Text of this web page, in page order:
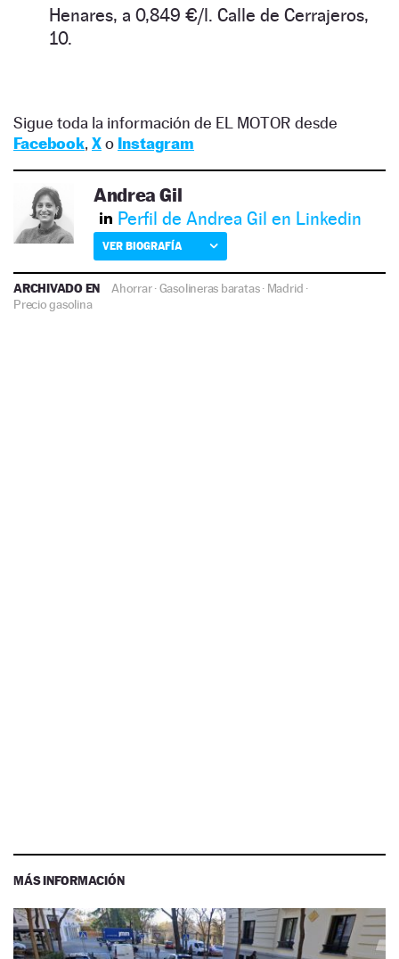
Henares, a 0,849 €/l. Calle de Cerrajeros,
10.
Sigue toda la información de EL MOTOR desde
Facebook, Xo Instagram
Andrea Gil
Perfil de Andrea Gil en Linkedin
VER BIOGRAFÍA
ARCHIVADO EN Ahorrar·Gasolineras baratas· Madrid ·
Precio gasolina
MÁS INFORMACIÓN